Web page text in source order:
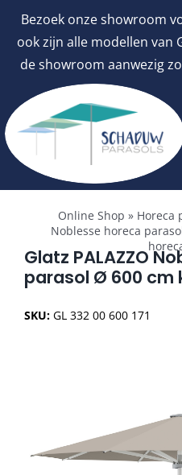
Bezoek onze showroom
ook zijn alle modellen van
de showroom aanwezig
inhoud
Toggle
Navigation
aanbiedingen
Muurparasols
Online Shop » Horeca
Noblesse horeca
Glatz PALAZZO
parasol Ø 600 cm
SKU: GL 332 00 600 171